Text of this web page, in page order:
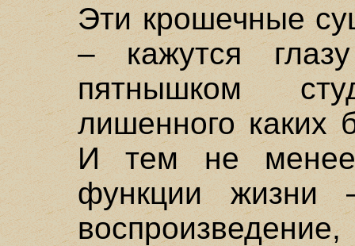
Эти крошечные
– кажутся
пятнышком
лишенного каких
И тем не
функции жизни